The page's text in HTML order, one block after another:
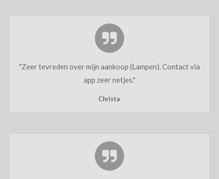
"Zeer tevreden over mijn aankoop (Lampen). Contact via
app zeer netjes."
Christa